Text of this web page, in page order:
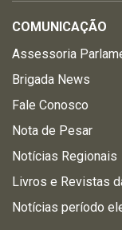
COMUNICAÇÃO
Assessoria
Brigada News
Fale Conosco
Nota de Pesar
Notícias Regionais
Livros e Revistas
Notícias período